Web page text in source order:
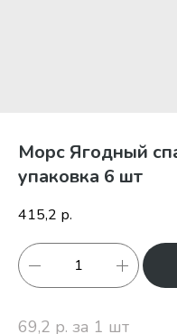
Морс Ягодный
упаковка 6 шт
415,2 р.
69,2 р. за 1 шт